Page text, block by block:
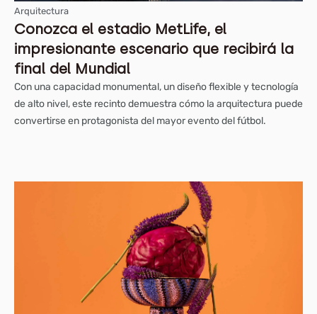
Arquitectura
Conozca el estadio MetLife, el
impresionante escenario que recibirá la
final del Mundial
Con una capacidad monumental, un diseño flexible y tecnología
de alto nivel, este recinto demuestra cómo la arquitectura puede
convertirse en protagonista del mayor evento del fútbol.